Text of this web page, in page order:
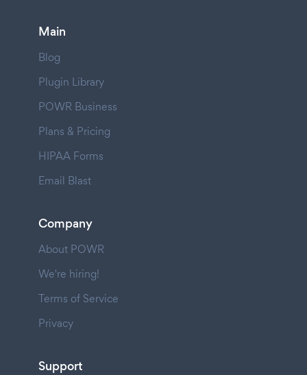
Main
Blog
Plugin Library
POWR Business
Plans & Pricing
HIPAA Forms
Email Blast
Company
About POWR
We're hiring!
Terms of Service
Privacy
Support